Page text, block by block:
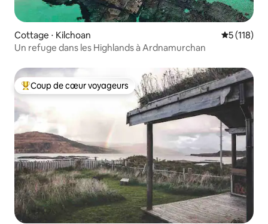
Cottage ⋅ Kilchoan Évaluation
5 (118)
Un refuge dans les Highlands à Ardnamurchan
Coups de cœur voyageurs les plus appréciés
Coup de cœur voyageurs